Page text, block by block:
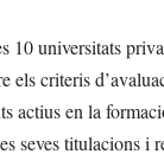
universitats
criteris
actius en la
seves titulacions i